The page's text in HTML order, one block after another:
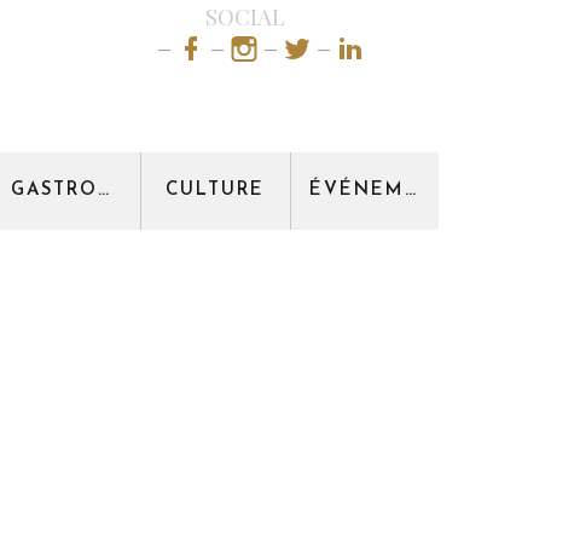
SOCIAL
GASTRONOMIE CULTURE ÉVÉNEMENT